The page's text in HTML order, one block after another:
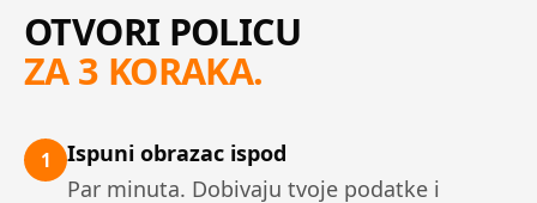
OTVORI POLICU
ZA 3 KORAKA.
1
Ispuni obrazac ispod
Par minuta. Dobivaju tvoje podatke i